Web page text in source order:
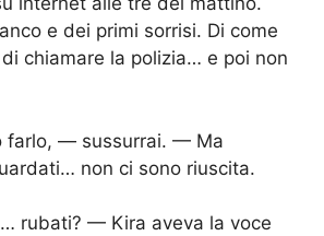
e dei primi sorrisi. Di come
chiamare la polizia… e poi non
farlo, — sussurrai. — Ma
non ci sono riuscita.
rubati? — Kira aveva la voce